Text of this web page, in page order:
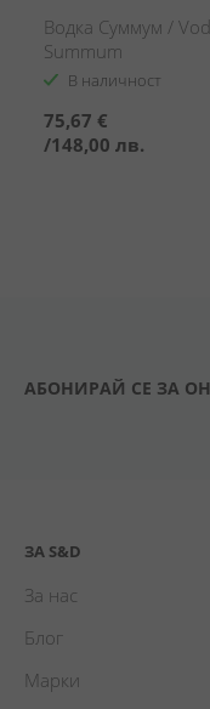
Водка Суммум /
Summum
В наличност
75,67 €
/148,00 лв.
АБОНИРАЙ СЕ ЗА
ЗА S&D
За нас
Блог
Марки